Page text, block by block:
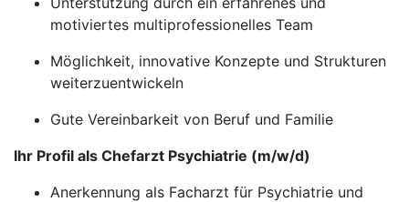
motiviertes multiprofessionelles Team
Möglichkeit, innovative Konzepte und Strukturen
weiterzuentwickeln
Gute Vereinbarkeit von Beruf und Familie
Ihr Profil als Chefarzt Psychiatrie (m/w/d)
Anerkennung als Facharzt für Psychiatrie und